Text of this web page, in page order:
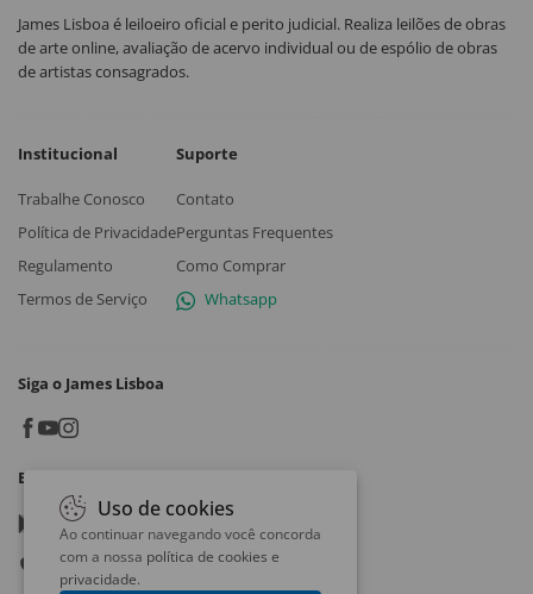
James Lisboa é leiloeiro oficial e perito judicial. Realiza leilões de obras
de arte online, avaliação de acervo individual ou de espólio de obras
de artistas consagrados.
Institucional
Trabalhe Conosco
Política de Privacidade
Regulamento
Termos de Serviço
Suporte
Contato
Perguntas Frequentes
Como Comprar
Whatsapp
Siga o James Lisboa
Baixe o App
Google play
App store
Uso de cookies
Ao continuar navegando você concorda
com a nossa política de cookies e
privacidade.